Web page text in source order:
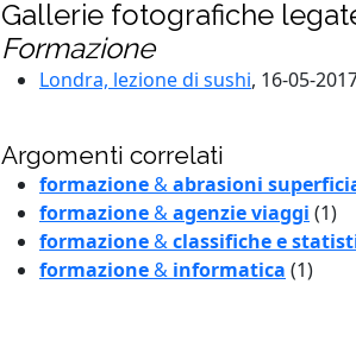
Gallerie fotografiche
Formazione
Londra, lezione di sushi, 16-05-
Argomenti correlati
formazione&abrasioni
formazione&agenzie viaggi (1)
formazione&classifiche e
formazione& informatica (1)